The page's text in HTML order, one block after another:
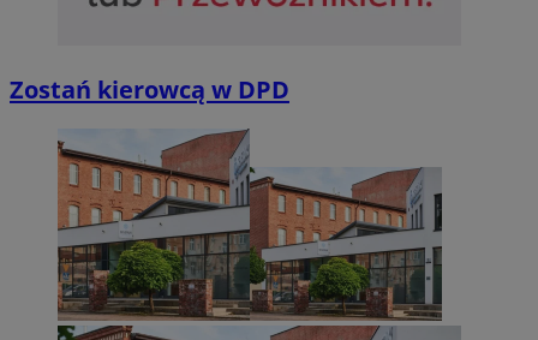
Zostań kierowcą w DPD